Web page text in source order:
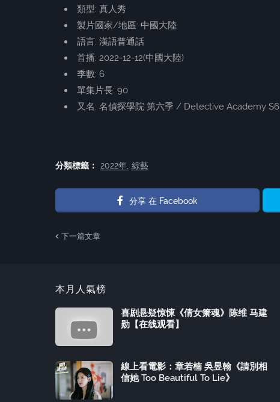
類型: 真人秀
製片國家/地區: 中國大陸
語言: 漢語普通話
首播: 2022-12-12(中國大陸)
季數: 6
單集片長: 90
又名: 名偵探學院 第六季 / Detective Academy S6
分類標籤： 2022年 綜藝
分享 在 Facebook
下一篇文章
本月人氣榜
喜剧悬疑惊悚《倩女箫魂》陈维 马建
勋【在线观看】
線上看電影：章若楠 吳昱翰《請別相
信她 Too Beautiful To Lie》